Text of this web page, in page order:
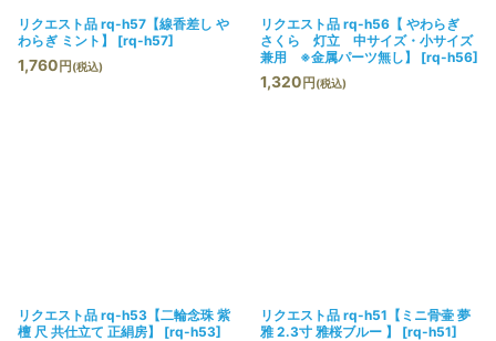
リクエスト品 rq-h57【線香差し や
わらぎ ミント】
[rq-h57]
1,760 円 (税込)
リクエスト品 rq-h56【 やわらぎ
さくら 灯立 中サイズ・小サイズ
兼用 ※金属パーツ無し】
[rq-h56]
1,320 円 (税込)
リクエスト品 rq-h53【二輪念珠 紫
檀 尺 共仕立て 正絹房】
[rq-h53]
リクエスト品 rq-h51【ミニ骨壷 夢
雅 2.3寸 雅桜ブルー 】
[rq-h51]